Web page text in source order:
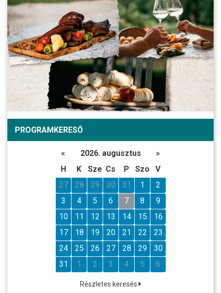
PROGRAMKERESŐ
« 2026. augusztus
»
H
K Sze Cs P Szo
V
27
28 29 30 31 1
2
3
4 5 6 7 8
9
10
11 12 13 14 15
16
17
18 19 20 21 22
23
24
25 26 27 28 29
30
31
1 2 3 4 5 6
Részletes keresés